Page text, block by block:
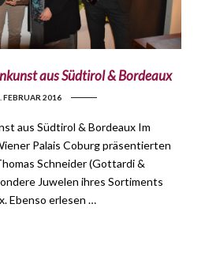
aus Südtirol & Bordeaux
FEBRUAR 2016
aus Südtirol & Bordeaux Im
Palais Coburg präsentierten
Schneider (Gottardi &
Juwelen ihres Sortiments
Ebenso erlesen …